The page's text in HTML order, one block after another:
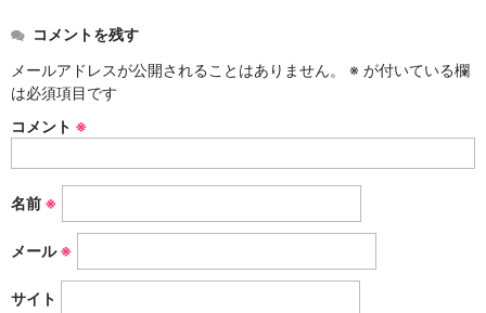
デルフト伊万里シリーズ
DELFT IMARI
FUGA
いちごシリーズ
STRAWBERRY
錆ネズシリーズ
コメントを残す
メールアドレスが公開されることはありません。
※ が付いている欄
は必須項目です
コメント ※
名前 ※
メール※
サイト